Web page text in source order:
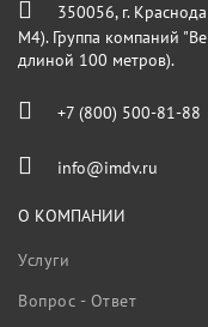
350056, г.
М4). Группа компаний
длиной 100 метров).
+7 (800) 500-81-88
info@imdv.ru
О КОМПАНИИ
Услуги
Вопрос - Ответ